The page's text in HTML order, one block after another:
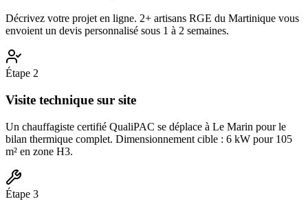
Décrivez votre projet en ligne. 2+ artisans RGE du Martinique vous
envoient un devis personnalisé sous 1 à 2 semaines.
Étape 2
Visite technique sur site
Un chauffagiste certifié QualiPAC se déplace à Le Marin pour le
bilan thermique complet. Dimensionnement cible : 6 kW pour 105
m² en zone H3.
Étape 3